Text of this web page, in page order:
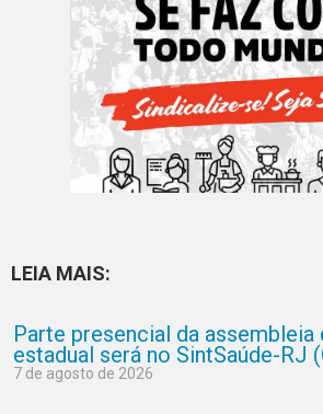
LEIA MAIS:
Parte presencial da assembleia
estadual será no SintSaúde-RJ
7 de agosto de 2026